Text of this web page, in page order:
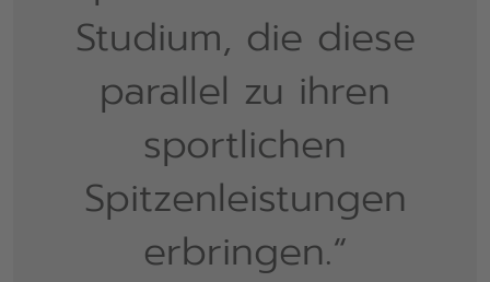
Studium, die diese
parallel zu ihren
sportlichen
Spitzenleistungen
erbringen.“